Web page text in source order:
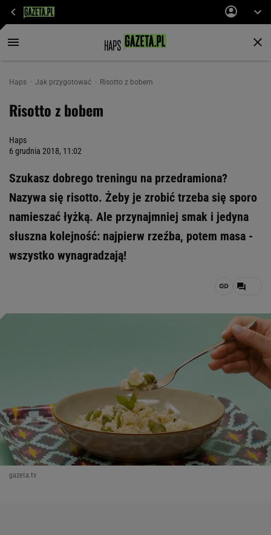
Haps Jak przygotować Risotto z bobem
Risotto z bobem
Haps
6 grudnia 2018, 11:02
Szukasz dobrego treningu na przedramiona?
Nazywa się risotto. Żeby je zrobić trzeba się sporo
namieszać łyżką. Ale przynajmniej smak i jedyna
słuszna kolejność: najpierw rzeźba, potem masa -
wszystko wynagradzają!
gazeta.tv